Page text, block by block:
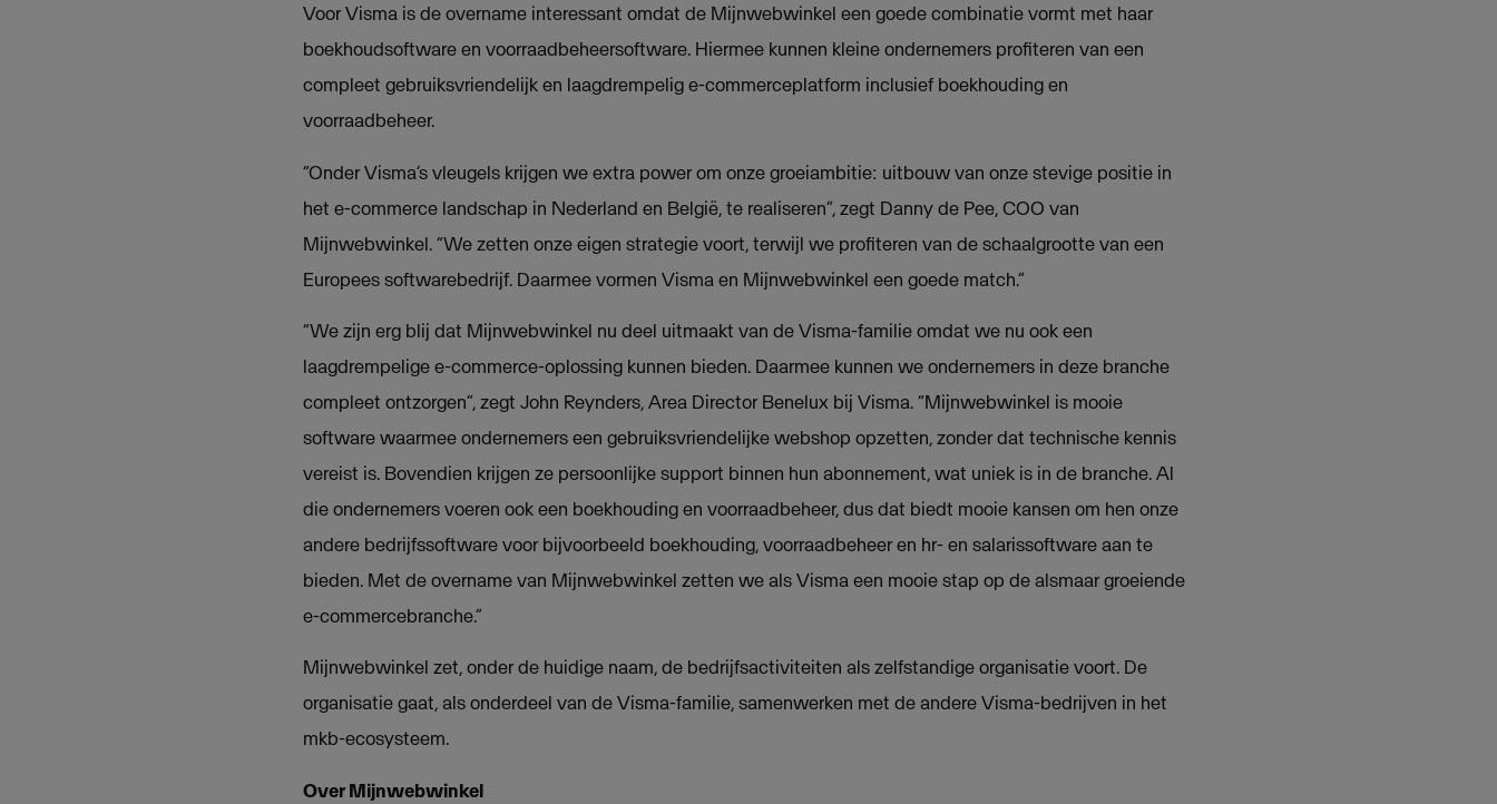
Voor Visma is de overname interessant omdat de Mijnwebwinkel een goede combinatie vormt met haar
boekhoudsoftware en voorraadbeheersoftware. Hiermee kunnen kleine ondernemers profiteren van een
compleet gebruiksvriendelijk en laagdrempelig e-commerceplatform inclusief boekhouding en
voorraadbeheer.
“Onder Visma’s vleugels krijgen we extra power om onze groeiambitie: uitbouw van onze stevige positie in
het e-commerce landschap in Nederland en België, te realiseren”, zegt Danny de Pee, COO van
Mijnwebwinkel. “We zetten onze eigen strategie voort, terwijl we profiteren van de schaalgrootte van een
Europees softwarebedrijf. Daarmee vormen Visma en Mijnwebwinkel een goede match.”
“We zijn erg blij dat Mijnwebwinkel nu deel uitmaakt van de Visma-familie omdat we nu ook een
laagdrempelige e-commerce-oplossing kunnen bieden. Daarmee kunnen we ondernemers in deze branche
compleet ontzorgen”, zegt John Reynders, Area Director Benelux bij Visma. “Mijnwebwinkel is mooie
software waarmee ondernemers een gebruiksvriendelijke webshop opzetten, zonder dat technische kennis
vereist is. Bovendien krijgen ze persoonlijke support binnen hun abonnement, wat uniek is in de branche. Al
die ondernemers voeren ook een boekhouding en voorraadbeheer, dus dat biedt mooie kansen om hen onze
andere bedrijfssoftware voor bijvoorbeeld boekhouding, voorraadbeheer en hr- en salarissoftware aan te
bieden. Met de overname van Mijnwebwinkel zetten we als Visma een mooie stap op de alsmaar groeiende
e-commercebranche.”
Mijnwebwinkel zet, onder de huidige naam, de bedrijfsactiviteiten als zelfstandige organisatie voort. De
organisatie gaat, als onderdeel van de Visma-familie, samenwerken met de andere Visma-bedrijven in het
mkb-ecosysteem.
Over Mijnwebwinkel